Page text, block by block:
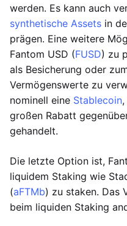
werden. Es kann auch
synthetische Assets in
prägen. Eine weitere
Fantom USD (FUSD) zu
als Besicherung oder
Vermögenswerte zu
nominell eine Stablecoin
großen Rabatt
gehandelt.
Die letzte Option ist,
liquidem Staking wie
(aFTMb) zu staken. Das
beim liquiden Staking